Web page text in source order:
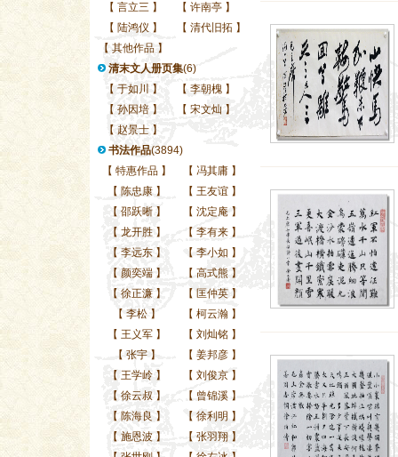
【 言立三 】 【 许南亭 】
【 陆鸿仪 】 【 清代旧拓 】
【 其他作品 】
清末文人册页集(6)
【 于如川 】 【 李朝槐 】
【 孙因培 】 【 宋文灿 】
【 赵景士 】
书法作品(3894)
【 特惠作品】 【 冯其庸 】
【 陈忠康】 【 王友谊 】
【 邵跃晰】 【 沈定庵 】
【 龙开胜】 【 李有来 】
【 李远东】 【 李小如 】
【 颜奕端】 【 高式熊 】
【 徐正濂】 【 匡仲英 】
【 李松】 【 柯云瀚 】
【 王义军】 【 刘灿铭 】
【 张宇】 【 姜邦彦 】
【 王学岭】 【 刘俊京 】
【 徐云叔 】 【 曾锦溪 】
【 陈海良 】 【 徐利明 】
【 施恩波】 【 张羽翔 】